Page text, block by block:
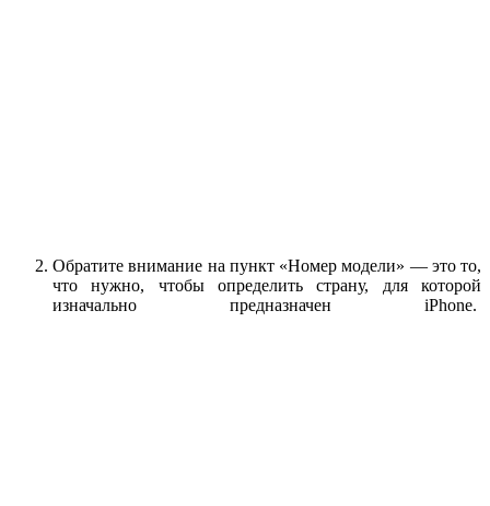
Обратите внимание на пункт «Номер модели» — это то,
что нужно, чтобы определить страну, для которой
изначально предназначен iPhone.